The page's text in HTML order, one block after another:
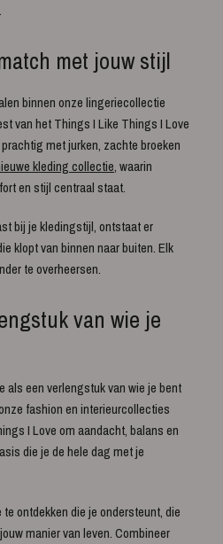
met jouw stijl
binnen onze lingeriecollectie
van het Things I Like Things I Love
met jurken, zachte broeken
kleding collectie, waarin
en stijl centraal staat.
bij je kledingstijl, ontstaat er
klopt van binnen naar buiten. Elk
te overheersen.
van wie je
als een verlengstuk van wie je bent
fashion en interieurcollecties
I Love om aandacht, balans en
die je de hele dag met je
ontdekken die je ondersteunt, die
manier van leven. Combineer